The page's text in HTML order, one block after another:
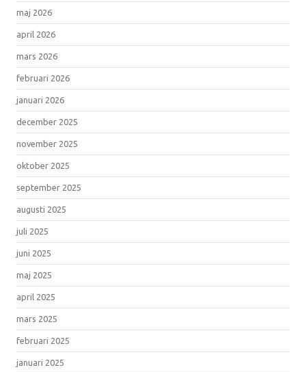
maj 2026
april 2026
mars 2026
februari 2026
januari 2026
december 2025
november 2025
oktober 2025
september 2025
augusti 2025
juli 2025
juni 2025
maj 2025
april 2025
mars 2025
februari 2025
januari 2025